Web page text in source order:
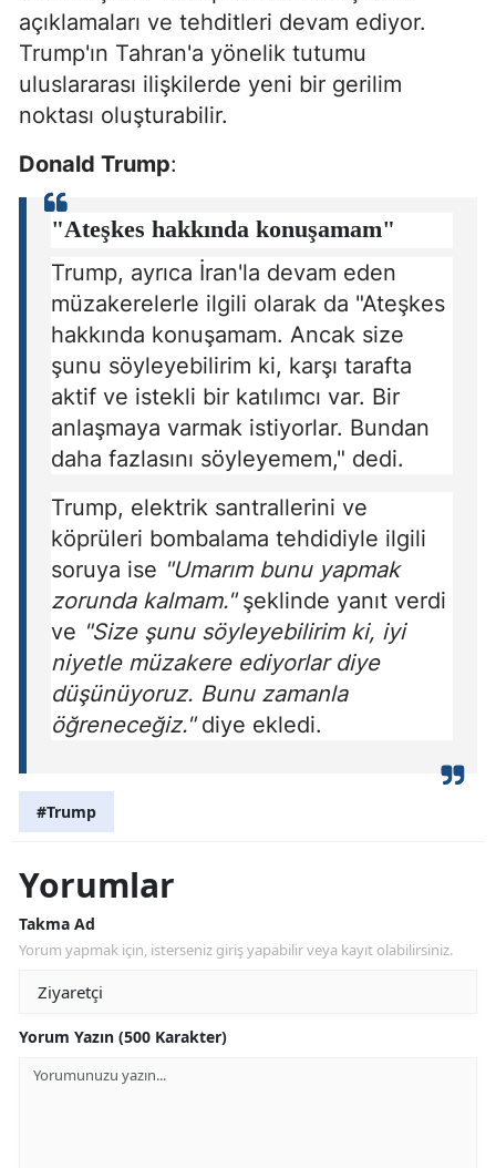
açıklamaları ve tehditleri devam ediyor.
Trump'ın Tahran'a yönelik tutumu
uluslararası ilişkilerde yeni bir gerilim
noktası oluşturabilir.
Donald Trump:
"Ateşkes hakkında konuşamam"
Trump, ayrıca İran'la devam eden
müzakerelerle ilgili olarak da "Ateşkes
hakkında konuşamam. Ancak size
şunu söyleyebilirim ki, karşı tarafta
aktif ve istekli bir katılımcı var. Bir
anlaşmaya varmak istiyorlar. Bundan
daha fazlasını söyleyemem," dedi.
Trump, elektrik santrallerini ve
köprüleri bombalama tehdidiyle ilgili
soruya ise "Umarım bunu yapmak
zorunda kalmam."şeklinde yanıt verdi
ve "Size şunu söyleyebilirim ki, iyi
niyetle müzakere ediyorlar diye
düşünüyoruz. Bunu zamanla
öğreneceğiz."diye ekledi.
#Trump
Yorumlar
Takma Ad
Yorum yapmak için, isterseniz giriş yapabilir veya kayıt olabilirsiniz.
Yorum Yazın (500 Karakter)